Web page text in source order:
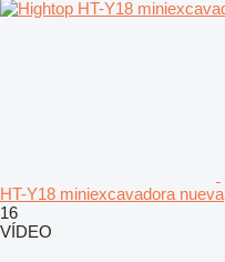
HT-Y18 miniexcavadora nueva
16
VÍDEO